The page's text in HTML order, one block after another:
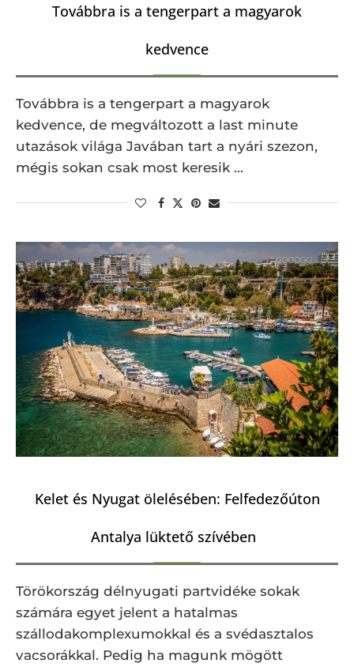
Továbbra is a tengerpart a magyarok
kedvence
Továbbra is a tengerpart a magyarok
kedvence, de megváltozott a last minute
utazások világa Javában tart a nyári szezon,
mégis sokan csak most keresik …
Kelet és Nyugat ölelésében: Felfedezőúton
Antalya lüktető szívében
Törökország délnyugati partvidéke sokak
számára egyet jelent a hatalmas
szállodakomplexumokkal és a svédasztalos
vacsorákkal. Pedig ha magunk mögött